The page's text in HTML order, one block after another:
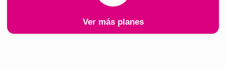
Ver más planes